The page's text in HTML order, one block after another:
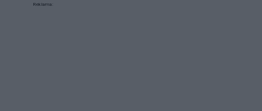
Reklama: